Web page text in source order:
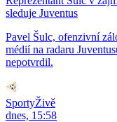
sleduje Juventus
Pavel Šulc, ofenzivní
médií na radaru
nepotvrdil.
SportyŽivě
dnes, 15:58